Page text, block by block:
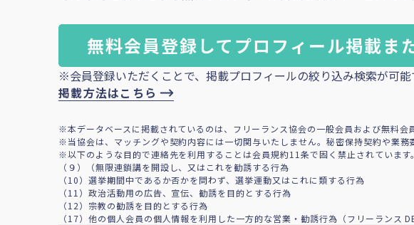
無料会員登録してプロフィール掲載ま
※会員登録いただくことで、掲載プロフィールの絞り込み検索が可能
掲載方法はこちら
※本データベースに掲載されているのは、フリーランス協会の一般会員および無料会
※当協会は、マッチングや契約内容には一切関与いたしません。秘密保持契約や業務
※以下のような目的で連絡先を利用することは会員規約11条で固く禁止されています。
（９）（無限連鎖講を開設し、又はこれを勧誘する行為
（10）選挙期間中であるか否かを問わず、選挙運動又はこれに類する行為
（11）政治活動用の広告、宣伝、勧誘を目的とする行為
（12）宗教の勧誘を目的とする行為
（17）他の個人会員の個人情報を利用した一方的な営業・勧誘行為（フリーランス